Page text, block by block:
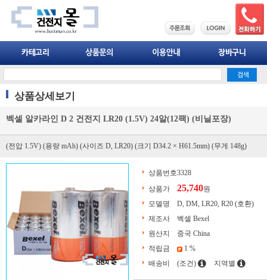
상품상세보기
벡셀 알카라인 D 2 건전지 LR20 (1.5V) 24알(12팩) (비닐포장)
(전압 1.5V) (용량 mAh) (사이즈 D, LR20) (크기 D34.2 × H61.5mm) (무게 148g)
상품번호3328
상품가
25,740원
모델명
D, DM, LR20, R20 (호환)
제조사
벡셀 Bexel
원산지
중국 China
적립금
1 %
배송비
(조건) 지역별